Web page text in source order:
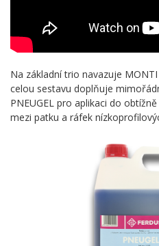
Na základní trio navazuje
celou sestavu doplňuje
PNEUGEL pro aplikaci do
mezi patku a ráfek